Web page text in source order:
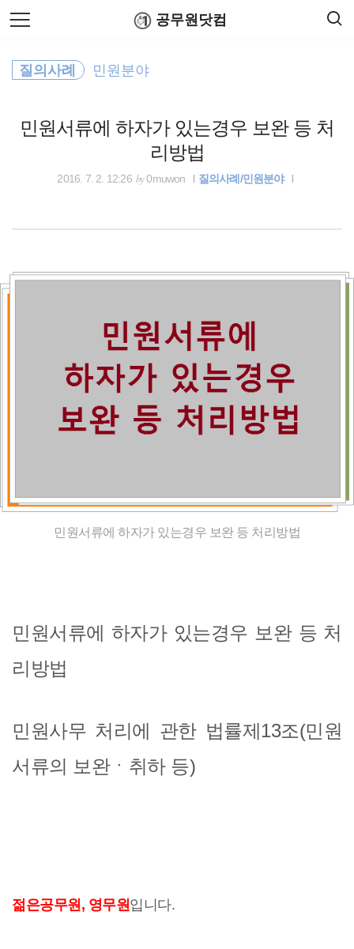
본
문
로
공무원닷컴
민원서류에 하자가 있는경우 보완 등 처
리방법
질의사례 민원분야
2016. 7. 2. 12:26 by0muwon 질의사례/민원분야
민원서류에 하자가 있는경우 보완 등 처리방법
민원서류에 하자가 있는경우 보완 등 처
리방법
민원사무 처리에 관한 법률제13조(민원
서류의 보완ㆍ취하 등)
젊은공무원, 영무원 입니다.
검
색
소방공무원
공무원 봉급
공무원봉급표